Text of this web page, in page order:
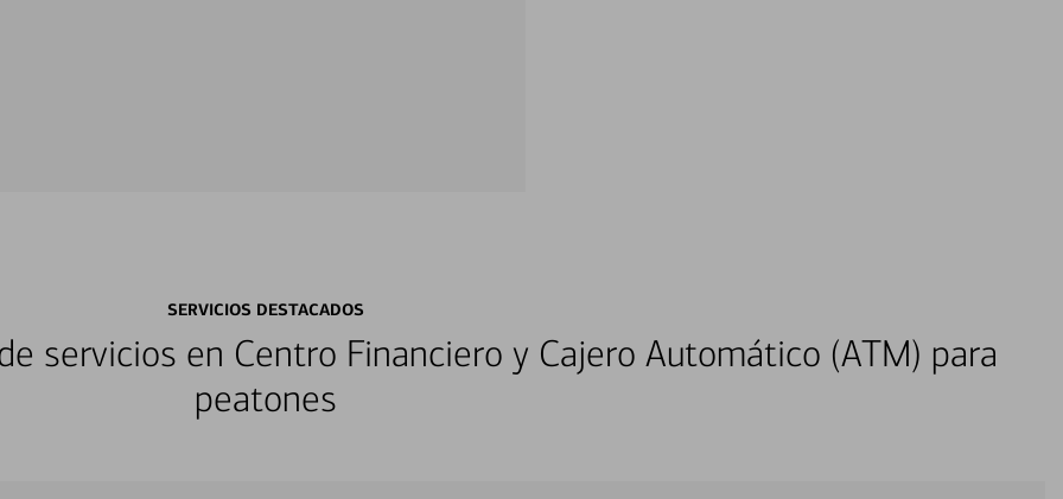
SERVICIOS DESTACADOS
servicios en Centro Financiero y Cajero Automático (ATM) para
peatones